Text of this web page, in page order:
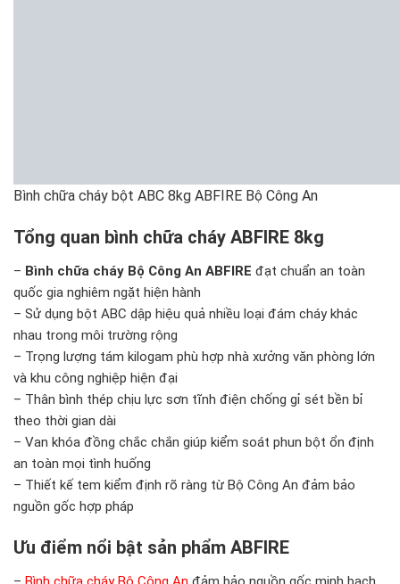
Bình chữa cháy bột ABC 8kg ABFIRE Bộ Công An
Tổng quan bình chữa cháy ABFIRE 8kg
– Bình chữa cháy Bộ Công An ABFIRE đạt chuẩn an toàn
quốc gia nghiêm ngặt hiện hành
– Sử dụng bột ABC dập hiệu quả nhiều loại đám cháy khác
nhau trong môi trường rộng
– Trọng lượng tám kilogam phù hợp nhà xưởng văn phòng lớn
và khu công nghiệp hiện đại
– Thân bình thép chịu lực sơn tĩnh điện chống gỉ sét bền bỉ
theo thời gian dài
– Van khóa đồng chắc chắn giúp kiểm soát phun bột ổn định
an toàn mọi tình huống
– Thiết kế tem kiểm định rõ ràng từ Bộ Công An đảm bảo
nguồn gốc hợp pháp
Ưu điểm nổi bật sản phẩm ABFIRE